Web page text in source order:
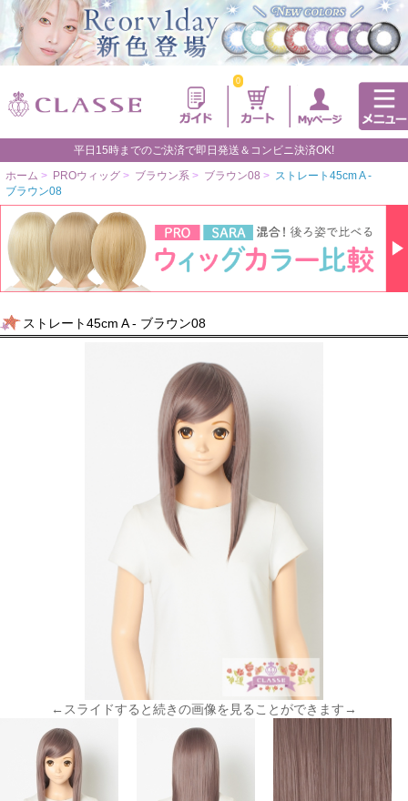
0
平日15時までのご決済で即日発送＆コンビニ決済OK!
ホーム > PROウィッグ > ブラウン系 > ブラウン08 > ストレート45cm A -
ブラウン08
ストレート45cm A - ブラウン08
←スライドすると続きの画像を見ることができます→